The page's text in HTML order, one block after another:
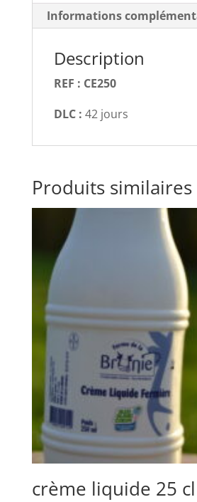
Informations
Description
REF : CE250
DLC : 42 jours
Produits similaires
crème liquide 25 cl